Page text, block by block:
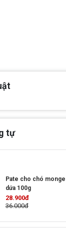
tự
Pate cho chó
dứa 100g
28.900đ
36.000đ